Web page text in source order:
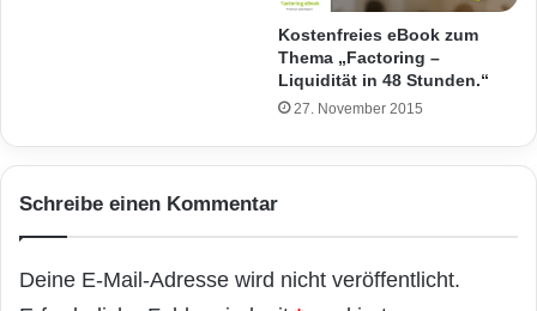
Kostenfreies eBook zum
Thema „Factoring –
Liquidität in 48 Stunden.“
27. November 2015
Schreibe einen Kommentar
Deine E-Mail-Adresse wird nicht veröffentlicht.